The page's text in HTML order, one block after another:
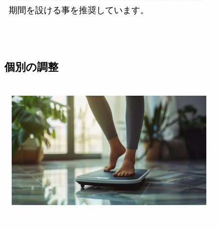
期間を設ける事を推奨しています。
個別の調整